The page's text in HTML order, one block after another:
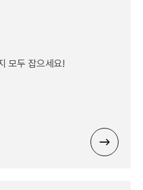
모두 잡으세요!